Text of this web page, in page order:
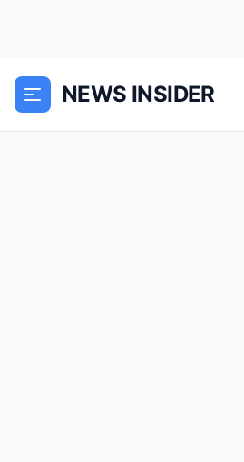
NEWS INSIDER